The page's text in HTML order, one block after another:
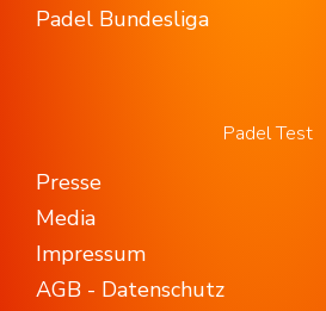
Padel Bundesliga
Padel Test
Presse
Media
Impressum
AGB - Datenschutz